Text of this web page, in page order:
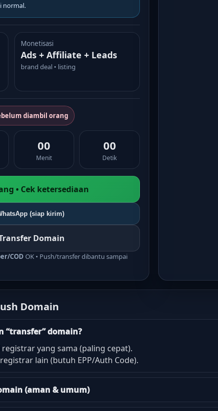
normal.
Monetisasi
Ads + Affiliate + Leads
brand deal • listing
diambil orang
00
Menit
00
Detik
• Cek ketersediaan
(siap kirim)
Domain
COD OK • Push/transfer dibantu sampai
Domain
“transfer” domain?
yang sama (paling cepat).
lain (butuh EPP/Auth Code).
(aman & umum)